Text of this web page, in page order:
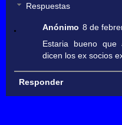
Respuestas
Anónimo 8 de
Estaria bueno
dicen los ex socios
Responder